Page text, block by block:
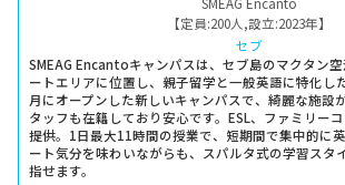
【定員:200人 ,設立:2023年】
セブ
SMEAG Encantoキャンパスは、セブ島のマクタン
ートエリアに位置し、親子留学と一般英語に特化し
月にオープンした新しいキャンパスで、綺麗な施設
タッフも在籍しており安心です。ESL、ファミリー
提供。1日最大11時間の授業で、短期間で集中的に
ート気分を味わいながらも、スパルタ式の学習スタ
指せます。